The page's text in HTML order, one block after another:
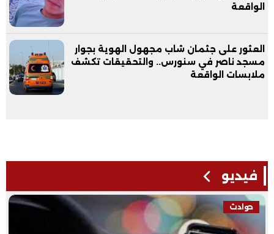
الواقعة
العثور على جثمان شاب مجهول الهوية بجوار
مسجد ناصر في سنورس.. والتحقيقات تكشف
ملابسات الواقعة
فيديو
حوادث